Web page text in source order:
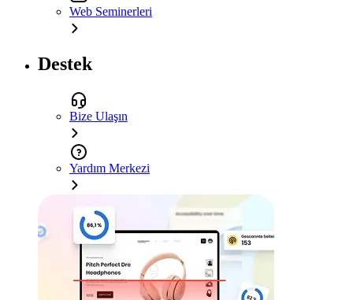
Web Seminerleri
Destek
Bize Ulaşın
Yardım Merkezi